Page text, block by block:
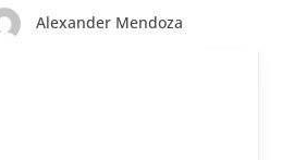
Alexander Mendoza